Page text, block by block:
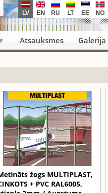
LV EN RU LT EE NO
Atsauksmes Galerija
žogs MULTIPLAST,
+ PVC RAL6005,